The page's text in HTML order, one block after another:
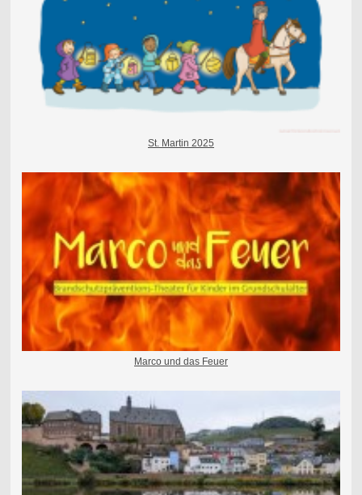
St. Martin 2025
Marco und das Feuer